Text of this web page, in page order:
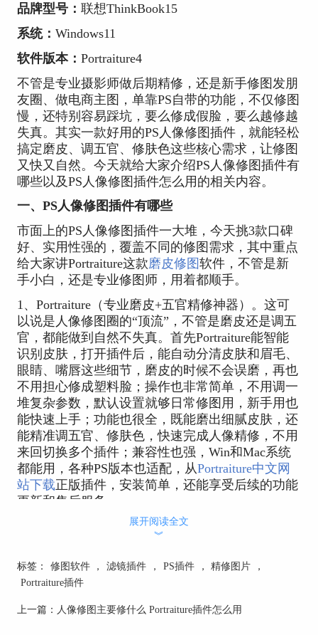
品牌型号： 联想ThinkBook15
系统： Windows11
软件版本： Portraiture4
不管是专业摄影师做后期精修，还是新手修图发朋
友圈、做电商主图，单靠PS自带的功能，不仅修图
慢，还特别容易踩坑，要么修成假脸，要么越修越
失真。其实一款好用的PS人像修图插件，就能轻松
搞定磨皮、调五官、修肤色这些核心需求，让修图
又快又自然。今天就给大家介绍PS人像修图插件有
哪些以及PS人像修图插件怎么用的相关内容。
一、PS人像修图插件有哪些
市面上的PS人像修图插件一大堆，今天挑3款口碑
好、实用性强的，覆盖不同的修图需求，其中重点
给大家讲Portraiture这款磨皮修图 软件，不管是新
手小白，还是专业修图师，用着都顺手。
1、Portraiture（专业磨皮+五官精修神器）。这可
以说是人像修图圈的“顶流”，不管是磨皮还是调五
官，都能做到自然不失真。首先Portraiture能智能
识别皮肤，打开插件后，能自动分清皮肤和眉毛、
眼睛、嘴唇这些细节，磨皮的时候不会误磨，再也
不用担心修成塑料脸；操作也非常简单，不用调一
堆复杂参数，默认设置就够日常修图用，新手用也
能快速上手；功能也很全，既能磨出细腻皮肤，还
能精准调五官、修肤色，快速完成人像精修，不用
来回切换多个插件；兼容性也强，Win和Mac系统
都能用，各种PS版本也适配，从Portraiture中文网
站下载正版插件，安装简单，还能享受后续的功能
更新和售后服务。
展开阅读全文
︾
标签： 修图软件 ， 滤镜插件 ， PS插件 ， 精修图片
，
Portraiture插件
上一篇： 人像修图主要修什么 Portraiture插件怎么用